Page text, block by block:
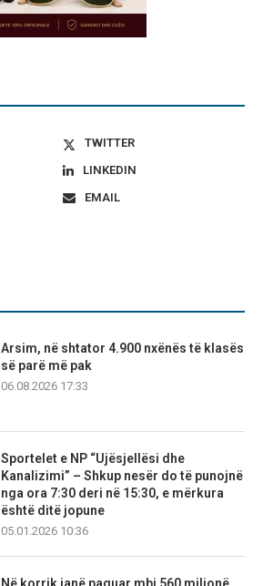
TWITTER
LINKEDIN
EMAIL
Arsim, në shtator 4.900 nxënës të klasës
së parë më pak
06.08.2026 17:33
Sportelet e NP “Ujësjellësi dhe
Kanalizimi” – Shkup nesër do të punojnë
nga ora 7:30 deri në 15:30, e mërkura
është ditë jopune
05.01.2026 10:36
Në korrik janë paguar mbi 560 milionë